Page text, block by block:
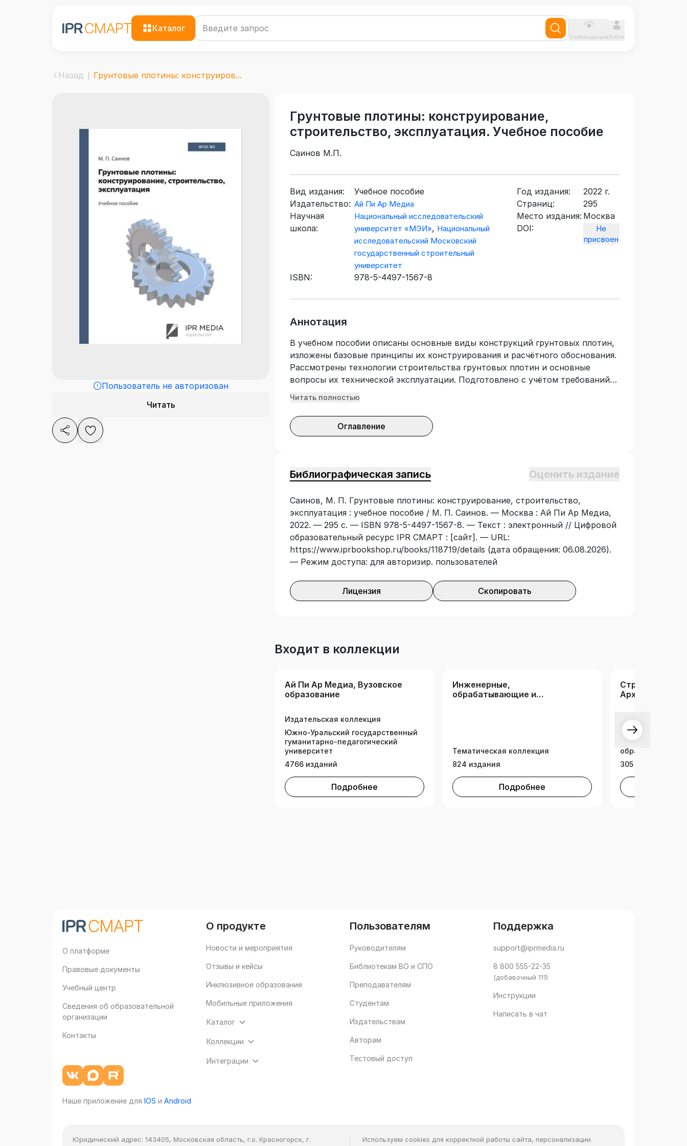
Каталог
СлабовидящимВойти
Назад Грунтовые плотины: конструиров...
Пользователь не авторизован
Читать
Грунтовые плотины: конструирование,
строительство, эксплуатация. Учебное пособие
Саинов М.П.
Вид издания:
Учебное пособие
Издательство: Ай Пи Ар Медиа
Научная
школа:
Национальный исследовательский
университет «МЭИ», Национальный
исследовательский Московский
государственный строительный
университет
ISBN: 978-5-4497-1567-8
Год издания:
2022 г.
Страниц:
295
Место издания: Москва
DOI:
Не
присвоен
Аннотация
В учебном пособии описаны основные виды конструкций грунтовых плотин,
изложены базовые принципы их конструирования и расчётного обоснования.
Рассмотрены технологии строительства грунтовых плотин и основные
вопросы их технической эксплуатации. Подготовлено с учётом требований
Федерального государственного образовательного стандарта высшего
специалитета укрупнённых групп специальностей и направлений подготовки
08.00.00 «Техника и технологии строительства», 20.00.00 «Техносферная
гидротехнических сооружений», «Водоподпорные и водосбросные
изучение гидротехнических сооружений и иных вопросов гидротехники и
гидротехнического строительства.
Читать полностью
Оглавление
Библиографическая запись Оценить издание
Саинов, М. П. Грунтовые плотины: конструирование, строительство,
эксплуатация : учебное пособие / М. П. Саинов. — Москва : Ай Пи Ар Медиа,
2022. — 295 с. — ISBN 978-5-4497-1567-8. — Текст : электронный // Цифровой
образовательный ресурс IPR СМАРТ : [сайт]. — URL:
https://www.iprbookshop.ru/books/118719/details (дата обращения: 06.08.2026).
— Режим доступа: для авторизир. пользователей
Лицензия Скопировать
Входит в коллекции
Ай Пи Ар Медиа, Вузовское
образование
Издательская коллекция
Южно-Уральский государственный
гуманитарно-педагогический
университет
4766 изданий
Подробнее
Инженерные,
обрабатывающие и
Тематическая коллекция
824 издания
Подробнее
Архитектура
Издательская
Ай Пи Ар Медиа,
образование
305 изданий
О платформе
Правовые документы
Учебный центр
Сведения об образовательной
организации
Контакты
Наше приложение для IOS и Android
О продукте
Новости и мероприятия
Отзывы и кейсы
Инклюзивное образование
Мобильные приложения
Каталог
Коллекции
Интеграции
Пользователям
Руководителям
Библиотекам ВО и СПО
Преподавателям
Студентам
Издательствам
Авторам
Тестовый доступ
Поддержка
support@iprmedia.ru
8 800 555-22-35
(добавочный 111)
Инструкции
Написать в чат
Юридический адрес: 143405, Московская область, г.о. Красногорск, г.
Используем cookies для корректной работы сайта, персонализации